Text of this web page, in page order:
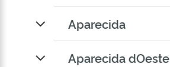
Aparecida
Aparecida dOeste